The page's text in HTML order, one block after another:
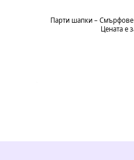
Парти шапки –
Цената е